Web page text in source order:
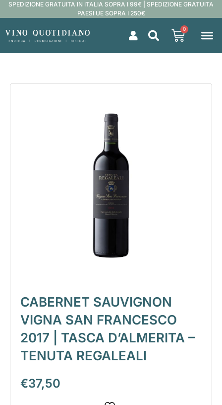
SPEDIZIONE GRATUITA IN ITALIA SOPRA I 99€ | SPEDIZIONE GRATUITA
PAESI UE SOPRA I 250€
0
CABERNET SAUVIGNON
VIGNA SAN FRANCESCO
2017 | TASCA D’ALMERITA –
TENUTA REGALEALI
€37,50